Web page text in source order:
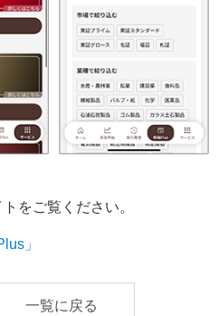
をご覧ください。
」
一覧に戻る